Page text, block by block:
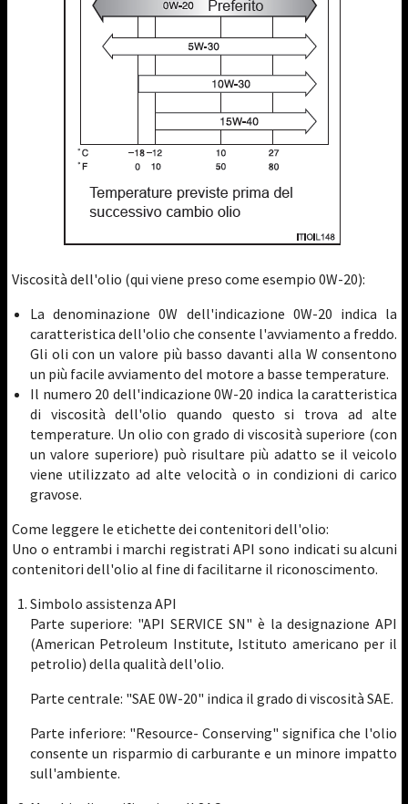
Viscosità dell'olio (qui viene preso come esempio 0W-20):
La denominazione 0W dell'indicazione 0W-20 indica la
caratteristica dell'olio che consente l'avviamento a freddo.
Gli oli con un valore più basso davanti alla W consentono
un più facile avviamento del motore a basse temperature.
Il numero 20 dell'indicazione 0W-20 indica la caratteristica
di viscosità dell'olio quando questo si trova ad alte
temperature. Un olio con grado di viscosità superiore (con
un valore superiore) può risultare più adatto se il veicolo
viene utilizzato ad alte velocità o in condizioni di carico
gravose.
Come leggere le etichette dei contenitori dell'olio:
Uno o entrambi i marchi registrati API sono indicati su alcuni
contenitori dell'olio al fine di facilitarne il riconoscimento.
Simbolo assistenza API
Parte superiore: "API SERVICE SN" è la designazione API
(American Petroleum Institute, Istituto americano per il
petrolio) della qualità dell'olio.
Parte centrale: "SAE 0W-20" indica il grado di viscosità SAE.
Parte inferiore: "Resource- Conserving" significa che l'olio
consente un risparmio di carburante e un minore impatto
sull'ambiente.